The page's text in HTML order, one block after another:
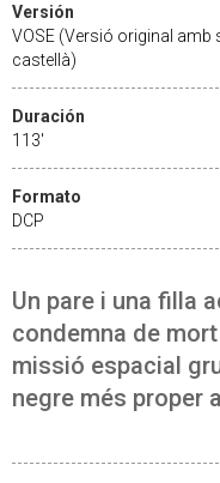
Versión
VOSE (Versió original amb
castellà)
Duración
113'
Formato
DCP
Un pare i una filla
condemna de
missió espacial
negre més proper